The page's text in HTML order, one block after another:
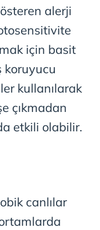
alerji
için basit
koruyucu
kullanılarak
çıkmadan
etkili olabilir.
canlılar